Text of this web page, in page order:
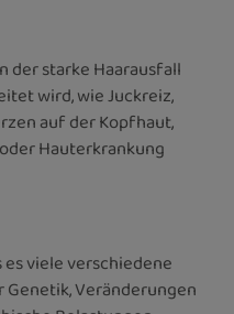
der starke Haarausfall
wird, wie Juckreiz,
auf der Kopfhaut,
Hauterkrankung
es viele verschiedene
Genetik, Veränderungen